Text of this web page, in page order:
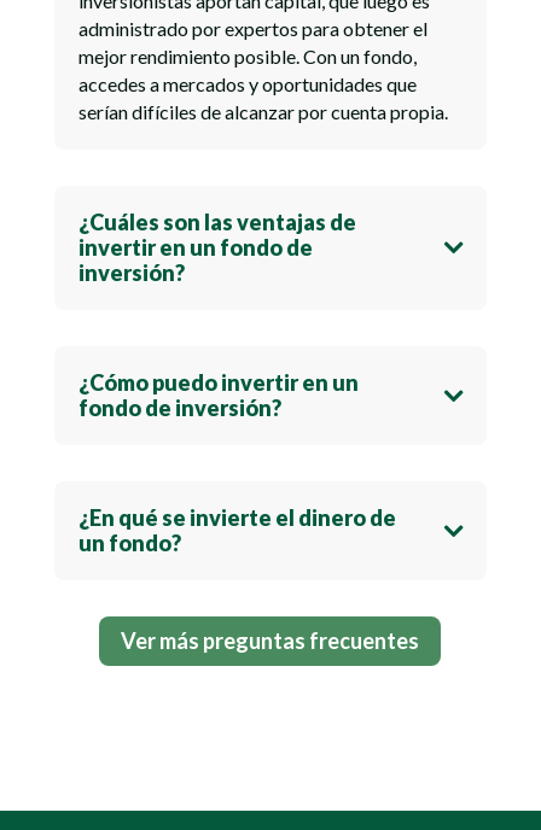
administrado por expertos para obtener el
mejor rendimiento posible. Con un fondo,
accedes a mercados y oportunidades que
serían difíciles de alcanzar por cuenta propia.
¿Cuáles son las ventajas de
invertir en un fondo de
inversión?
¿Cómo puedo invertir en un
fondo de inversión?
¿En qué se invierte el dinero de
un fondo?
Ver más preguntas frecuentes